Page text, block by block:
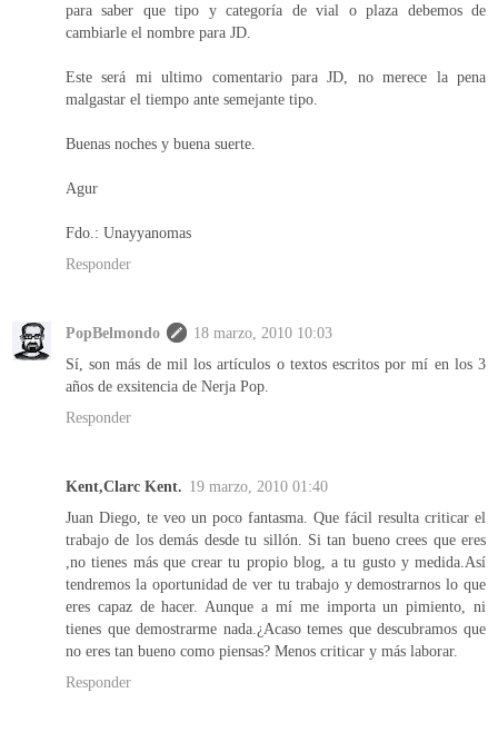
para saber que tipo y categoría de vial o plaza debemos de
cambiarle el nombre para JD.
Este será mi ultimo comentario para JD, no merece la pena
malgastar el tiempo ante semejante tipo.
Buenas noches y buena suerte.
Agur
Fdo.: Unayyanomas
Responder
PopBelmondo
18 marzo, 2010 10:03
Sí, son más de mil los artículos o textos escritos por mí en los 3
años de exsitencia de Nerja Pop.
Responder
Kent,Clarc Kent. 19 marzo, 2010 01:40
Juan Diego, te veo un poco fantasma. Que fácil resulta criticar el
trabajo de los demás desde tu sillón. Si tan bueno crees que eres
,no tienes más que crear tu propio blog, a tu gusto y medida.Así
tendremos la oportunidad de ver tu trabajo y demostrarnos lo que
eres capaz de hacer. Aunque a mí me importa un pimiento, ni
tienes que demostrarme nada.¿Acaso temes que descubramos que
no eres tan bueno como piensas? Menos criticar y más laborar.
Responder